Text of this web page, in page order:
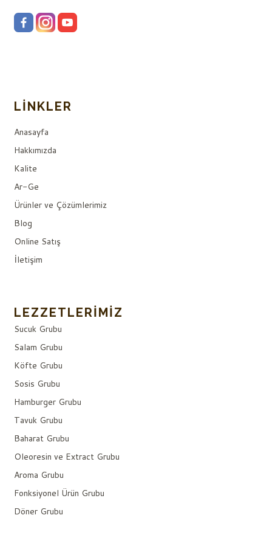
LINKLER
Anasayfa
Hakkımızda
Kalite
Ar-Ge
Ürünler ve Çözümlerimiz
Blog
Online Satış
İletişim
LEZZETLERIMIZ
Sucuk Grubu
Salam Grubu
Köfte Grubu
Sosis Grubu
Hamburger Grubu
Tavuk Grubu
Baharat Grubu
Oleoresin ve Extract Grubu
Aroma Grubu
Fonksiyonel Ürün Grubu
Döner Grubu